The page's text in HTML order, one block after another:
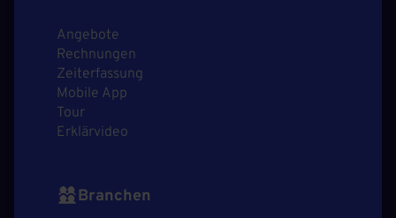
Angebote
Rechnungen
Zeiterfassung
Mobile App
Tour
Erklärvideo
Branchen